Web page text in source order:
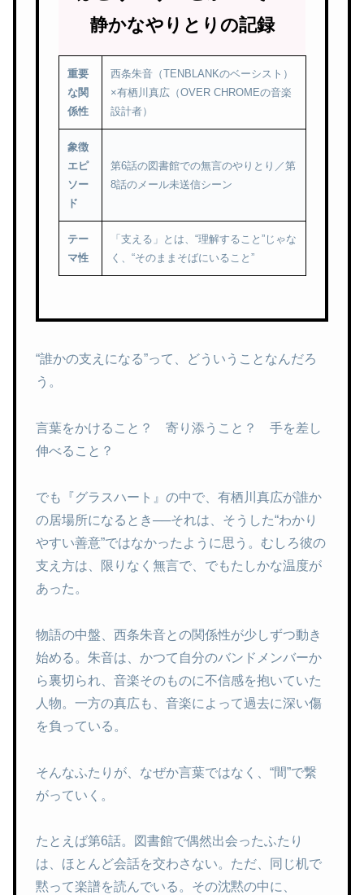
静かなやりとりの記録
重要
な関
係性
西条朱音（TENBLANKのベーシスト）
×有栖川真広（OVER CHROMEの音楽
設計者）
象徴
エピ
ソー
ド
第6話の図書館での無言のやりとり／第
8話のメール未送信シーン
テー
マ性
「支える」とは、“理解すること”じゃな
く、“そのままそばにいること”
“誰かの支えになる”って、どういうことなんだろ
う。
言葉をかけること？ 寄り添うこと？ 手を差し
伸べること？
でも『グラスハート』の中で、有栖川真広が誰か
の居場所になるとき──それは、そうした“わかり
やすい善意”ではなかったように思う。むしろ彼の
支え方は、限りなく無言で、でもたしかな温度が
あった。
物語の中盤、西条朱音との関係性が少しずつ動き
始める。朱音は、かつて自分のバンドメンバーか
ら裏切られ、音楽そのものに不信感を抱いていた
人物。一方の真広も、音楽によって過去に深い傷
を負っている。
そんなふたりが、なぜか言葉ではなく、“間”で繋
がっていく。
たとえば第6話。図書館で偶然出会ったふたり
は、ほとんど会話を交わさない。ただ、同じ机で
黙って楽譜を読んでいる。その沈黙の中に、